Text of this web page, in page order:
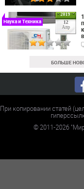
2019
12
Апр
Наука и Техника
БОЛЬШЕ
При копировании статей
©2011-2026